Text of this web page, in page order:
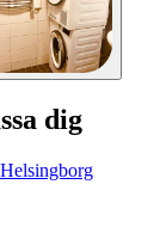
dig